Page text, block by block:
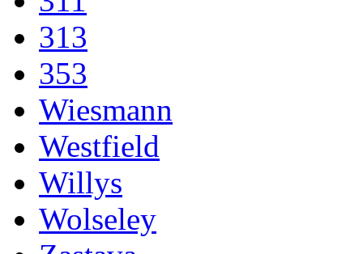
313
353
Wiesmann
Westfield
Willys
Wolseley